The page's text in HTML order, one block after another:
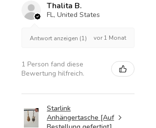
Thalita B.
FL, United States
Antwort anzeigen (1) vor 1 Monat
1 Person fand diese
Bewertung hilfreich.
Starlink
Anhängertasche [Auf